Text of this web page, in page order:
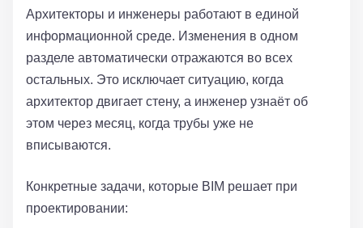
Архитекторы и инженеры работают в единой
информационной среде. Изменения в одном
разделе автоматически отражаются во всех
остальных. Это исключает ситуацию, когда
архитектор двигает стену, а инженер узнаёт об
этом через месяц, когда трубы уже не
вписываются.
Конкретные задачи, которые BIM решает при
проектировании: